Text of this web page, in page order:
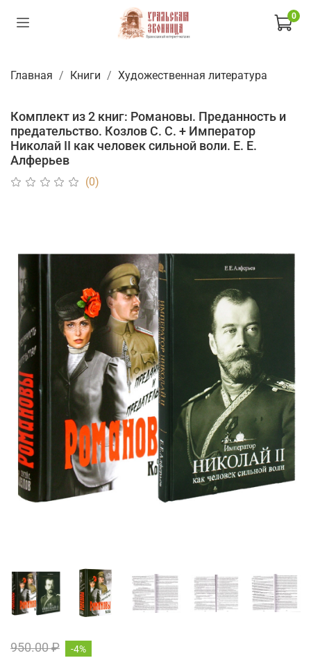
0
Главная Книги Художественная литература
Комплект из 2 книг: Романовы. Преданность и
предательство. Козлов С. С. + Император
Николай II как человек сильной воли. Е. Е.
Алферьев
(0)
950.00 ₽ -4%